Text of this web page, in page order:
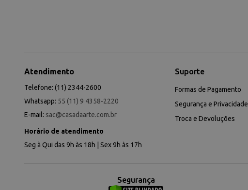
Atendimento
Telefone: (11) 2344-2600
Whatsapp: 55 (11) 9 4358-2220
E-mail: sac@casadaarte.com.br
Horário de atendimento
Seg à Qui das 9h às 18h | Sex 9h às 17h
Suporte
Formas de Pagamento
Segurança e Privacidade
Troca e Devoluções
Segurança